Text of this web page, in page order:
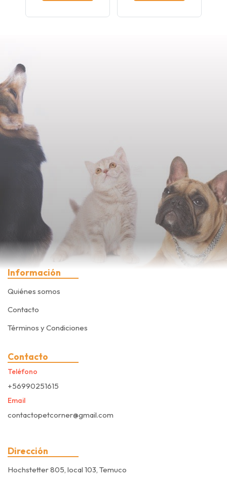
Información
Quiénes somos
Contacto
Términos y Condiciones
Contacto
Teléfono
+56990251615
Email
contactopetcorner@gmail.com
Dirección
Hochstetter 805, local 103, Temuco